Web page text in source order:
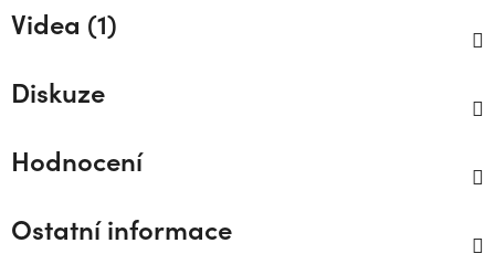
Videa (1)
Diskuze
Hodnocení
Ostatní informace